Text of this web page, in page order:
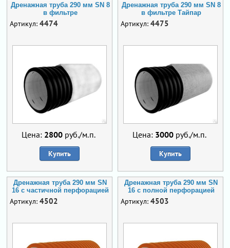
Дренажная труба 290 мм SN 8
в фильтре
Артикул: 4474
Цена: 2800руб./м.п.
Купить
Дренажная труба 290 мм SN 8
в фильтре Тайпар
Артикул: 4475
Цена: 3000руб./м.п.
Купить
Дренажная труба 290 мм SN
16 с частичной перфорацией
Артикул: 4502
Дренажная труба 290 мм SN
16 с полной перфорацией
Артикул: 4503